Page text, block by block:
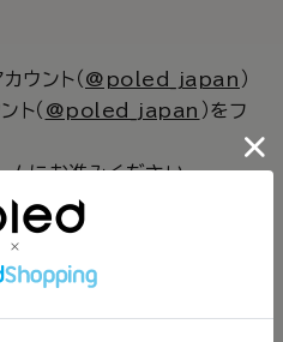
ント（ @poled_japan ）
（ @poled_japan ）をフ
ムにお進みください。
に2024年9月中に